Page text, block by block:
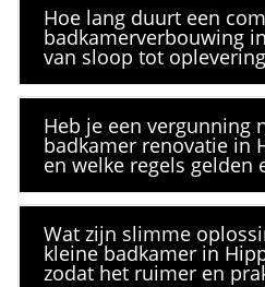
Hoe lang duurt een
badkamerverbouwing
van sloop tot
Heb je een vergunning
badkamer renovatie in
en welke regels gelden
Wat zijn slimme
kleine badkamer in
zodat het ruimer en